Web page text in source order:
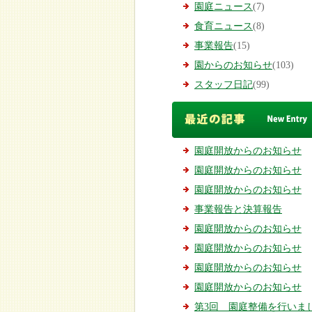
園庭ニュース(7)
食育ニュース(8)
事業報告(15)
園からのお知らせ(103)
スタッフ日記(99)
園庭開放からのお知らせ
園庭開放からのお知らせ
園庭開放からのお知らせ
事業報告と決算報告
園庭開放からのお知らせ
園庭開放からのお知らせ
園庭開放からのお知らせ
園庭開放からのお知らせ
第3回 園庭整備を行いま